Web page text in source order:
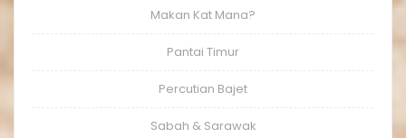
Makan Kat Mana?
Pantai Timur
Percutian Bajet
Sabah & Sarawak